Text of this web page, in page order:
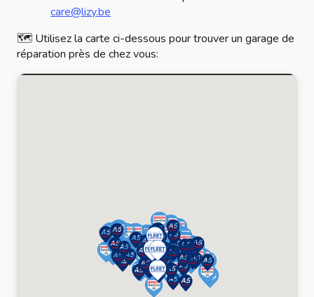
care@lizy.be
🗺️ Utilisez la carte ci-dessous pour trouver un garage de
réparation près de chez vous: